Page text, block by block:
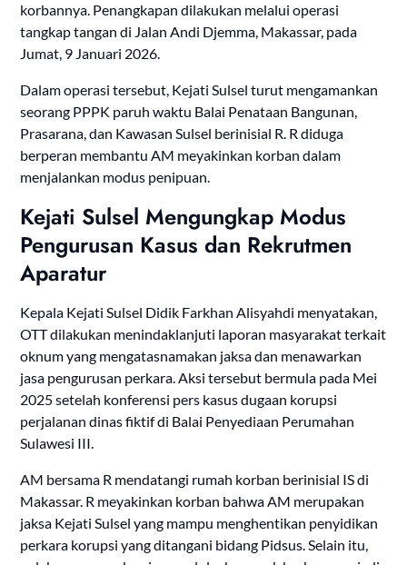
korbannya. Penangkapan dilakukan melalui operasi
tangkap tangan di Jalan Andi Djemma, Makassar, pada
Jumat, 9 Januari 2026.
Dalam operasi tersebut, Kejati Sulsel turut mengamankan
seorang PPPK paruh waktu Balai Penataan Bangunan,
Prasarana, dan Kawasan Sulsel berinisial R. R diduga
berperan membantu AM meyakinkan korban dalam
menjalankan modus penipuan.
Kejati Sulsel Mengungkap Modus
Pengurusan Kasus dan Rekrutmen
Aparatur
Kepala Kejati Sulsel Didik Farkhan Alisyahdi menyatakan,
OTT dilakukan menindaklanjuti laporan masyarakat terkait
oknum yang mengatasnamakan jaksa dan menawarkan
jasa pengurusan perkara. Aksi tersebut bermula pada Mei
2025 setelah konferensi pers kasus dugaan korupsi
perjalanan dinas fiktif di Balai Penyediaan Perumahan
Sulawesi III.
AM bersama R mendatangi rumah korban berinisial IS di
Makassar. R meyakinkan korban bahwa AM merupakan
jaksa Kejati Sulsel yang mampu menghentikan penyidikan
perkara korupsi yang ditangani bidang Pidsus. Selain itu,